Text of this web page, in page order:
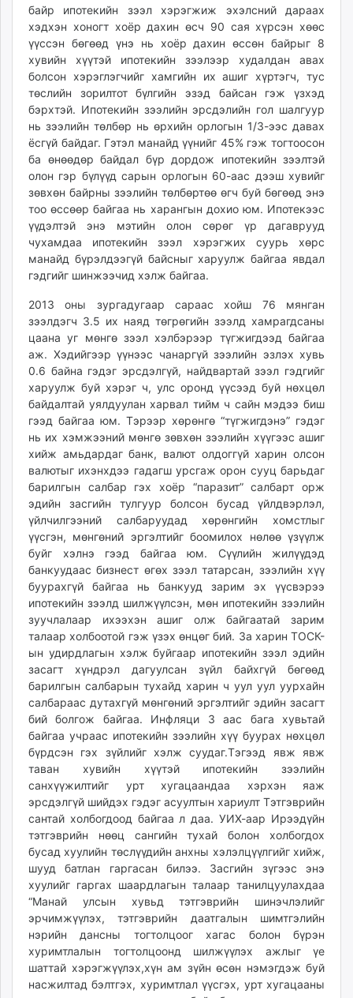
байр ипотекийн зээл хэрэгжиж эхэлсний дараах
хэдхэн хоногт хоёр дахин өсч 90 сая хүрсэн хөөс
үүссэн бөгөөд үнэ нь хоёр дахин өссөн байрыг 8
хувийн хүүтэй ипотекийн зээлээр худалдан авах
болсон хэрэглэгчийг хамгийн их ашиг хүртэгч, тус
төслийн зорилтот бүлгийн эзэд байсан гэж үзхэд
бэрхтэй. Ипотекийн зээлийн эрсдэлийн гол шалгуур
нь зээлийн төлбөр нь өрхийн орлогын 1/3-ээс давах
ёсгүй байдаг. Гэтэл манайд үүнийг 45% гэж тогтоосон
ба өнөөдөр байдал бүр дордож ипотекийн зээлтэй
олон гэр бүлүүд сарын орлогын 60-аас дээш хувийг
зөвхөн байрны зээлийн төлбөртөө өгч буй бөгөөд энэ
тоо өссөөр байгаа нь харангын дохио юм. Ипотекээс
үүдэлтэй энэ мэтийн олон сөрөг үр дагаврууд
чухамдаа ипотекийн зээл хэрэгжих суурь хөрс
манайд бүрэлдээгүй байсныг харуулж байгаа явдал
гэдгийг шинжээчид хэлж байгаа.
2013 оны зургадугаар сараас хойш 76 мянган
зээлдэгч 3.5 их наяд төгрөгийн зээлд хамрагдсаны
цаана уг мөнгө зээл хэлбэрээр түгжигдээд байгаа
аж. Хэдийгээр үүнээс чанаргүй зээлийн эзлэх хувь
0.6 байна гэдэг эрсдэлгүй, найдвартай зээл гэдгийг
харуулж буй хэрэг ч, улс оронд үүсээд буй нөхцөл
байдалтай уялдуулан харвал тийм ч сайн мэдээ биш
гээд байгаа юм. Тэрээр хөрөнгө “түгжигдэнэ” гэдэг
нь их хэмжээний мөнгө зөвхөн зээлийн хүүгээс ашиг
хийж амьдардаг банк, валют олдоггүй харин олсон
валютыг ихэнхдээ гадагш урсгаж орон сууц барьдаг
барилгын салбар гэх хоёр “паразит” салбарт орж
эдийн засгийн тулгуур болсон бусад үйлдвэрлэл,
үйлчилгээний салбаруудад хөрөнгийн хомстлыг
үүсгэн, мөнгөний эргэлтийг боомилох нөлөө үзүүлж
буйг хэлнэ гээд байгаа юм. Сүүлийн жилүүдэд
банкуудаас бизнест өгөх зээл татарсан, зээлийн хүү
буурахгүй байгаа нь банкууд зарим эх үүсвэрээ
ипотекийн зээлд шилжүүлсэн, мөн ипотекийн зээлийн
зуучлалаар ихээхэн ашиг олж байгаатай зарим
талаар холбоотой гэж үзэх өнцөг бий. За харин ТОСК-
ын удирдлагын хэлж буйгаар ипотекийн зээл эдийн
засагт хүндрэл дагуулсан зүйл байхгүй бөгөөд
барилгын салбарын тухайд харин ч уул уул уурхайн
салбараас дутахгүй мөнгөний эргэлтийг эдийн засагт
бий болгож байгаа. Инфляци 3 аас бага хувьтай
байгаа учраас ипотекийн зээлийн хүү буурах нөхцөл
бүрдсэн гэх зүйлийг хэлж суудаг.Тэгээд явж явж
таван хувийн хүүтэй ипотекийн зээлийн
санхүүжилтийг урт хугацаандаа хэрхэн яаж
эрсдэлгүй шийдэх гэдэг асуултын хариулт Тэтгэврийн
сантай холбогдоод байгаа л даа. УИХ-аар Ирээдүйн
тэтгэврийн нөөц сангийн тухай болон холбогдох
бусад хуулийн төслүүдийн анхны хэлэлцүүлгийг хийж,
шууд батлан гаргасан билээ. Засгийн зүгээс энэ
хуулийг гаргах шаардлагын талаар танилцуулахдаа
“Манай улсын хувьд тэтгэврийн шинэчлэлийг
эрчимжүүлэх, тэтгэврийн даатгалын шимтгэлийн
нэрийн дансны тогтолцоог хагас болон бүрэн
хуримтлалын тогтолцоонд шилжүүлэх ажлыг үе
шаттай хэрэгжүүлэх,хүн ам зүйн өсөн нэмэгдэж буй
насжилтад бэлтгэх, хуримтлал үүсгэх, урт хугацааны